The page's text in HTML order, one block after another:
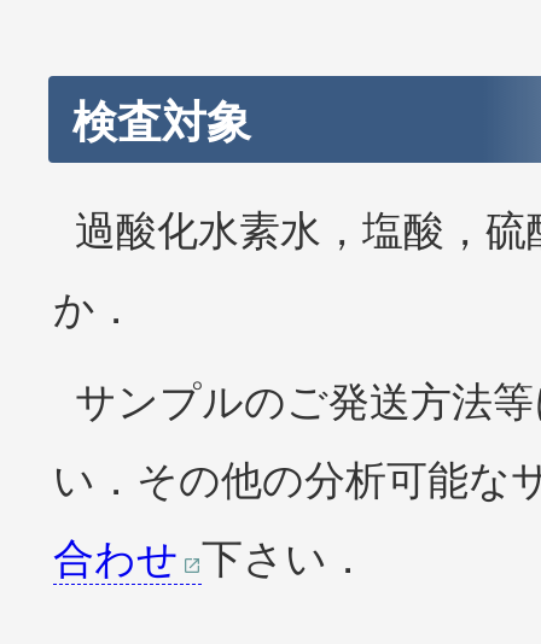
検査対象
過酸化水素水，塩酸，
か．
サンプルのご発送方法
い．その他の分析可能な
合わせ 下さい．